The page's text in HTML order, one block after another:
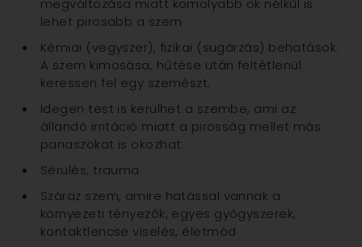
lehet pirosabb a szem
Kémiai (vegyszer), fizikai (sugárzás) behatások.
A szem kimosása, hűtése után feltétlenül
keressen fel egy szemészt.
Idegen test is kerülhet a szembe, ami az
állandó irritáció miatt a pirosság mellet más
panaszokat is okozhat.
Sérülés, trauma
Száraz szem, amire hatással vannak a
környezeti tényezők, egyes gyógyszerek,
kontaktlencse viselés, életmód